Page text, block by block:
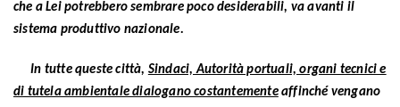
che a Lei potrebbero sembrare poco desiderabili, va avanti il
sistema produttivo nazionale.
In tutte queste città, Sindaci, Autorità portuali, organi tecnici e
di tutela ambientale dialogano costantementeaffinché vengano